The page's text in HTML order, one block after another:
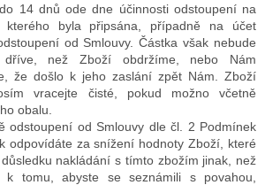
14 dnů ode dne účinnosti odstoupení na
kterého byla připsána, případně na účet
od Smlouvy. Částka však nebude
dříve, než Zboží obdržíme, nebo Nám
že došlo k jeho zaslání zpět Nám. Zboží
vracejte čisté, pokud možno včetně
obalu.
odstoupení od Smlouvy dle čl. 2 Podmínek
odpovídáte za snížení hodnoty Zboží, které
nakládání s tímto zbožím jinak, než
k tomu, abyste se seznámili s povahou,